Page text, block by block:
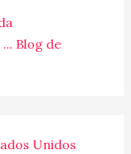
Blog de
Unidos